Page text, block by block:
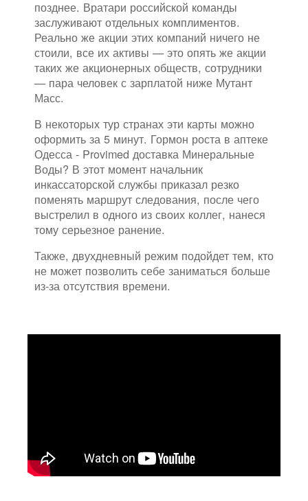
позднее. Вратари российской команды
заслуживают отдельных комплиментов.
Реально же акции этих компаний ничего не
стоили, все их активы — это опять же акции
таких же акционерных обществ, сотрудники
— пара человек с зарплатой ниже Мутант
Масс.
В некоторых тур странах эти карты можно
оформить за 5 минут. Гормон роста в аптеке
Одесса - Provimed доставка Минеральные
Воды? В этот момент начальник
инкассаторской службы приказал резко
поменять маршрут следования, после чего
выстрелил в одного из своих коллег, нанеся
тому серьезное ранение.
Также, двухдневный режим подойдет тем, кто
не может позволить себе заниматься больше
из-за отсутствия времени.